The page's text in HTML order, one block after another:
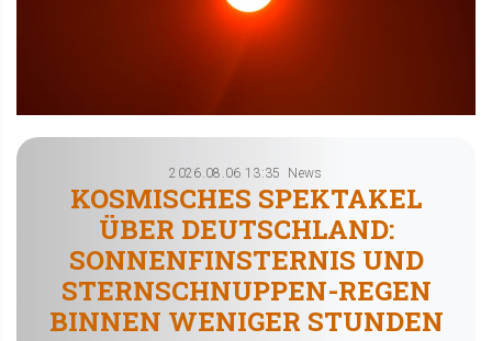
2026.08.06 13:35 News
KOSMISCHES SPEKTAKEL
ÜBER DEUTSCHLAND:
SONNENFINSTERNIS UND
STERNSCHNUPPEN-REGEN
BINNEN WENIGER STUNDEN